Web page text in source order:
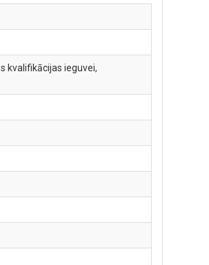
kvalifikācijas ieguvei,